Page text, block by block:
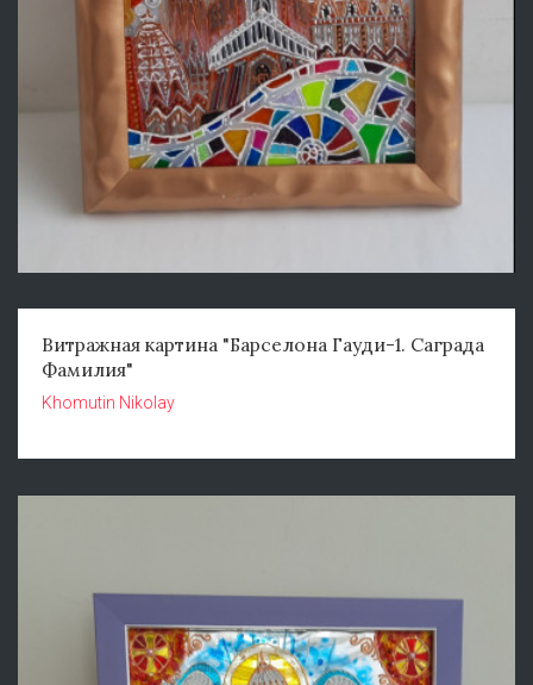
Витражная картина "Барселона Гауди-1. Саграда
Фамилия"
Khomutin Nikolay